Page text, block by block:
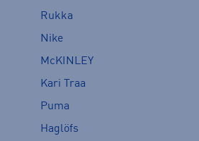
Rukka
Nike
McKINLEY
Kari Traa
Puma
Haglöfs